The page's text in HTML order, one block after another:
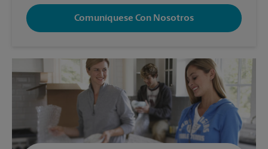
Comuníquese Con Nosotros